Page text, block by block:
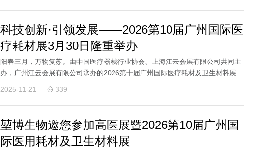
科技创新·引领发展——2026第10届广州国际医
疗耗材展3月30日隆重举办
阳春三月，万物复苏。由中国医疗器械行业协会、上海江云会展有限公司共同主
办，广州江云会展有限公司承办的2026第十届广州国际医疗耗材及卫生材料展
2025-11-21 339
堃博生物邀您参加高医展暨2026第10届广州国
际医用耗材及卫生材料展